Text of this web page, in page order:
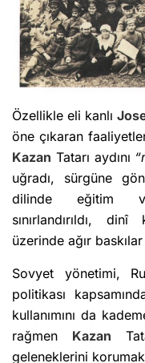
Özellikle eli kanlı
öne çıkaran
Kazan Tatarı aydını
uğradı, sürgüne
dilinde eğitim
sınırlandırıldı,
üzerinde ağır
Sovyet yönetimi,
politikası
kullanımını da
rağmen Kazan
geleneklerini